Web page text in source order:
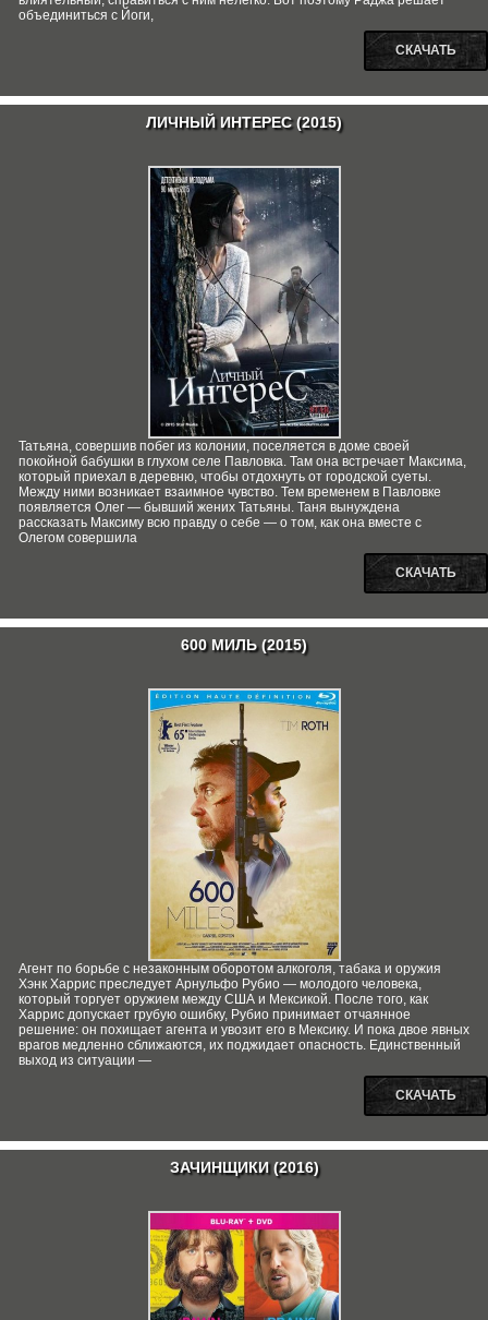
объединиться с Йоги,
СКАЧАТЬ
ЛИЧНЫЙ ИНТЕРЕС (2015)
Татьяна, совершив побег из колонии, поселяется в доме своей
покойной бабушки в глухом селе Павловка. Там она встречает Максима,
который приехал в деревню, чтобы отдохнуть от городской суеты.
Между ними возникает взаимное чувство. Тем временем в Павловке
появляется Олег — бывший жених Татьяны. Таня вынуждена
рассказать Максиму всю правду о себе — о том, как она вместе с
Олегом совершила
СКАЧАТЬ
600 МИЛЬ (2015)
Агент по борьбе с незаконным оборотом алкоголя, табака и оружия
Хэнк Харрис преследует Арнульфо Рубио — молодого человека,
который торгует оружием между США и Мексикой. После того, как
Харрис допускает грубую ошибку, Рубио принимает отчаянное
решение: он похищает агента и увозит его в Мексику. И пока двое явных
врагов медленно сближаются, их поджидает опасность. Единственный
выход из ситуации —
СКАЧАТЬ
ЗАЧИНЩИКИ (2016)